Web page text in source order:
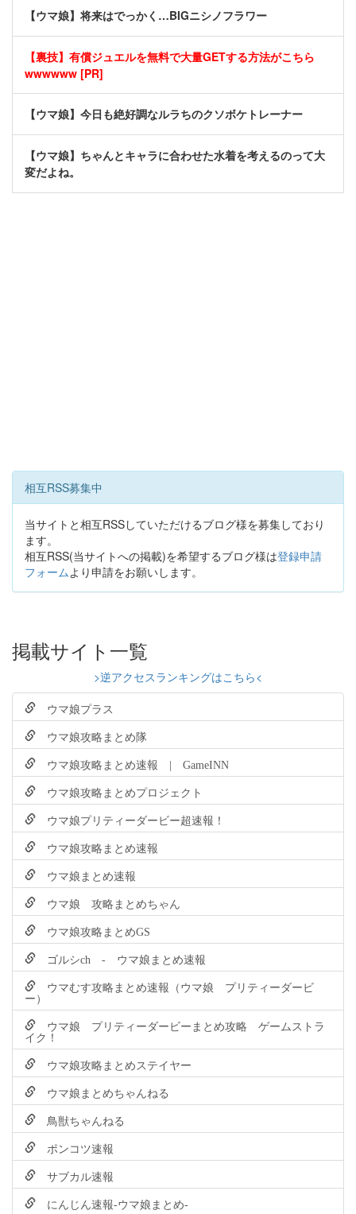
【ウマ娘】将来はでっかく…BIGニシノフラワー
【裏技】有償ジュエルを無料で大量GETする方法がこちら
wwwwww [PR]
【ウマ娘】今日も絶好調なルラちのクソボケトレーナー
【ウマ娘】ちゃんとキャラに合わせた水着を考えるのって大
変だよね。
相互RSS募集中
当サイトと相互RSSしていただけるブログ様を募集しており
ます。
相互RSS(当サイトへの掲載)を希望するブログ様は登録申請
フォームより申請をお願いします。
掲載サイト一覧
>逆アクセスランキングはこちら<
ウマ娘プラス
ウマ娘攻略まとめ隊
ウマ娘攻略まとめ速報 | GameINN
ウマ娘攻略まとめプロジェクト
ウマ娘プリティーダービー超速報！
ウマ娘攻略まとめ速報
ウマ娘まとめ速報
ウマ娘 攻略まとめちゃん
ウマ娘攻略まとめGS
ゴルシch - ウマ娘まとめ速報
ウマむす攻略まとめ速報（ウマ娘 プリティーダービ
ー）
ウマ娘 プリティーダービーまとめ攻略 ゲームストラ
イク！
ウマ娘攻略まとめステイヤー
ウマ娘まとめちゃんねる
鳥獣ちゃんねる
ポンコツ速報
サブカル速報
にんじん速報-ウマ娘まとめ-